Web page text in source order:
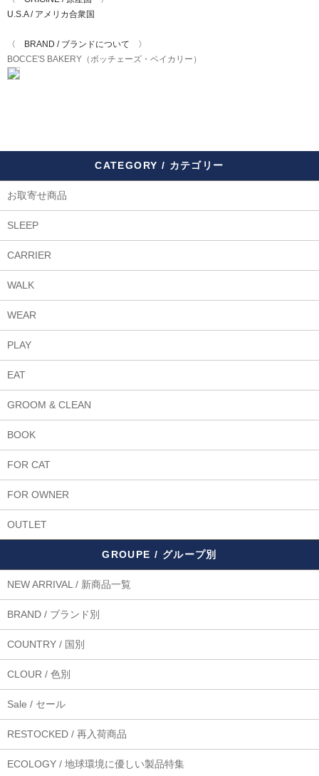
U.S.A / アメリカ合衆国
〈 BRAND / ブランドについて 〉
BOCCE'S BAKERY（ボッチェーズ・ベイカリー）
CATEGORY / カテゴリー
お取寄せ商品
SLEEP
CARRIER
WALK
WEAR
PLAY
EAT
GROOM & CLEAN
BOOK
FOR CAT
FOR OWNER
OUTLET
GROUPE / グループ別
NEW ARRIVAL / 新商品一覧
BRAND / ブランド別
COUNTRY / 国別
CLOUR / 色別
Sale / セール
RESTOCKED / 再入荷商品
ECOLOGY / 地球環境に優しい製品特集